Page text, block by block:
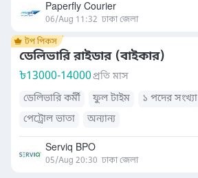
Paperfly Courier
06/Aug 11:32 ঢাকা জেলা
ডেলিভারি রাইডার (বাইকার)
৳13000-14000প্রতি মাস
ডেলিভারি কর্মী
ফুল টাইম ১ পদের সংখ্যা
পেট্রোল ভাতা
অন্যান্য
Serviq BPO
05/Aug 20:30 ঢাকা জেলা